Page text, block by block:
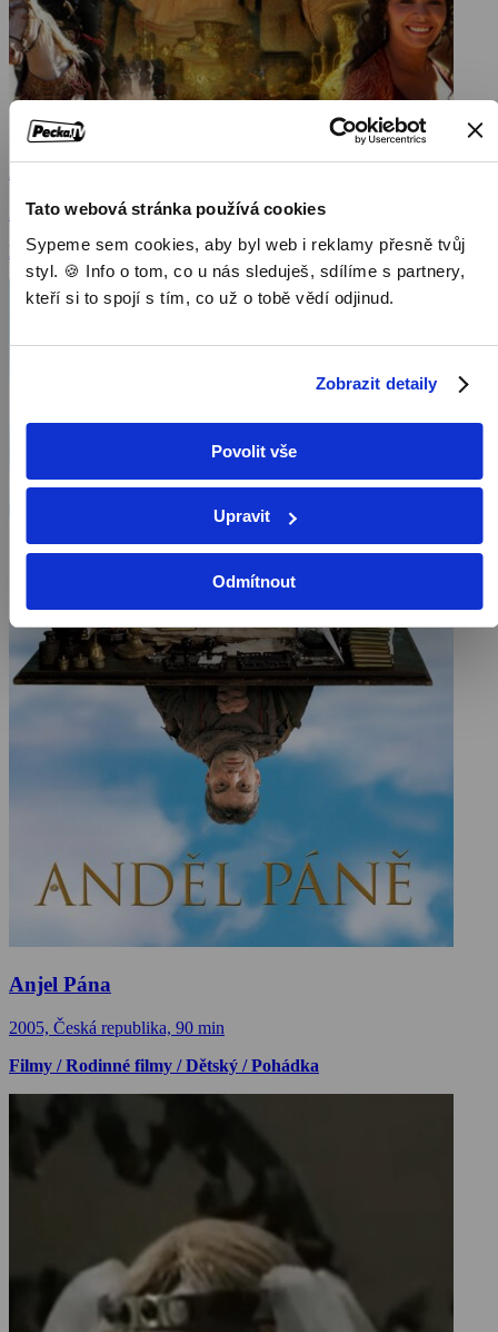
Tato webová stránka používá cookies
Sypeme sem cookies, aby byl web i reklamy přesně tvůj
styl. 🍪 Info o tom, co u nás sleduješ, sdílíme s partnery,
kteří si to spojí s tím, co už o tobě vědí odjinud.
Zobrazit detaily
Povolit vše
Upravit
Odmítnout
Ali Baba a čtyřicet loupežníků
2007, Francie, 90 min
Filmy / Rodinné filmy / Dětský / Pohádka
Anjel Pána
2005, Česká republika, 90 min
Filmy / Rodinné filmy / Dětský / Pohádka